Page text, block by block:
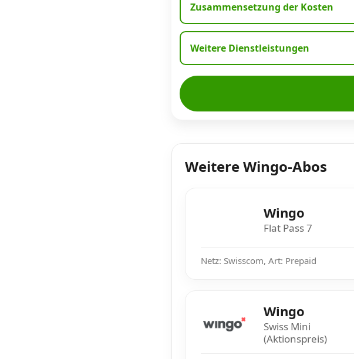
Zusammensetzung der Kosten
Weitere Dienstleistungen
Weitere Wingo-Abos
Wingo
Flat Pass 7
Netz: Swisscom, Art: Prepaid
Wingo
Swiss Mini
(Aktionspreis)